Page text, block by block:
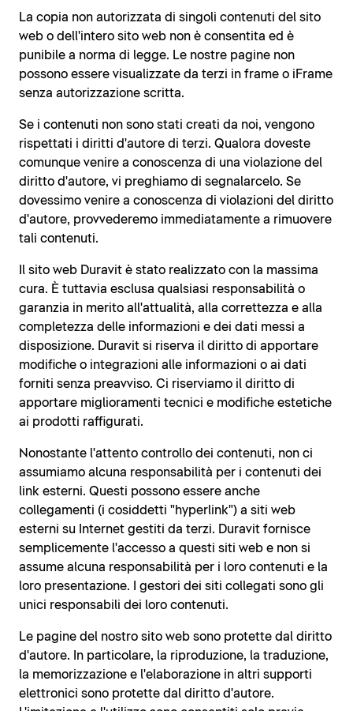
La copia non autorizzata di singoli contenuti del sito
web o dell'intero sito web non è consentita ed è
punibile a norma di legge. Le nostre pagine non
possono essere visualizzate da terzi in frame o iFrame
senza autorizzazione scritta.
Se i contenuti non sono stati creati da noi, vengono
rispettati i diritti d'autore di terzi. Qualora doveste
comunque venire a conoscenza di una violazione del
diritto d'autore, vi preghiamo di segnalarcelo. Se
dovessimo venire a conoscenza di violazioni del diritto
d'autore, provvederemo immediatamente a rimuovere
tali contenuti.
Il sito web Duravit è stato realizzato con la massima
cura. È tuttavia esclusa qualsiasi responsabilità o
garanzia in merito all'attualità, alla correttezza e alla
completezza delle informazioni e dei dati messi a
disposizione. Duravit si riserva il diritto di apportare
modifiche o integrazioni alle informazioni o ai dati
forniti senza preavviso. Ci riserviamo il diritto di
apportare miglioramenti tecnici e modifiche estetiche
ai prodotti raffigurati.
Nonostante l'attento controllo dei contenuti, non ci
assumiamo alcuna responsabilità per i contenuti dei
link esterni. Questi possono essere anche
collegamenti (i cosiddetti "hyperlink") a siti web
esterni su Internet gestiti da terzi. Duravit fornisce
semplicemente l'accesso a questi siti web e non si
assume alcuna responsabilità per i loro contenuti e la
loro presentazione. I gestori dei siti collegati sono gli
unici responsabili dei loro contenuti.
Le pagine del nostro sito web sono protette dal diritto
d'autore. In particolare, la riproduzione, la traduzione,
la memorizzazione e l'elaborazione in altri supporti
elettronici sono protette dal diritto d'autore.